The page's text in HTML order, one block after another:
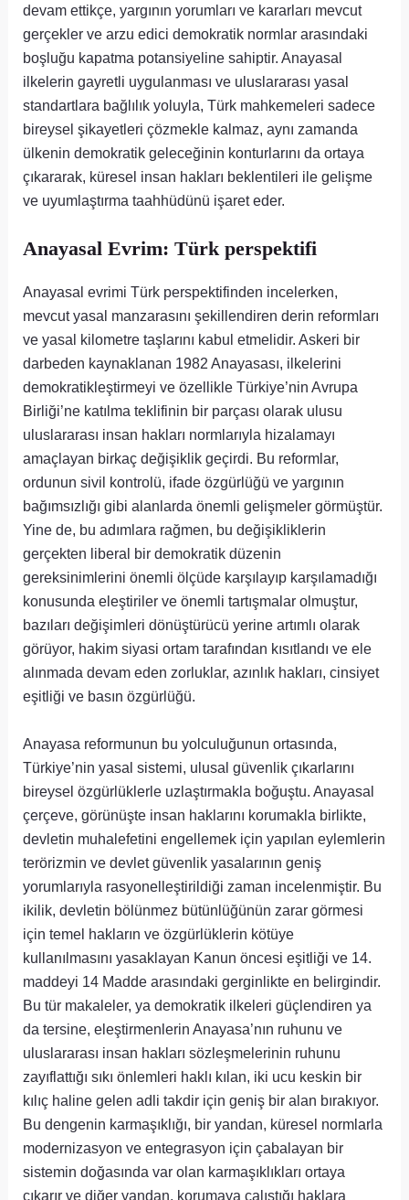
devam ettikçe, yargının yorumları ve kararları mevcut
gerçekler ve arzu edici demokratik normlar arasındaki
boşluğu kapatma potansiyeline sahiptir. Anayasal
ilkelerin gayretli uygulanması ve uluslararası yasal
standartlara bağlılık yoluyla, Türk mahkemeleri sadece
bireysel şikayetleri çözmekle kalmaz, aynı zamanda
ülkenin demokratik geleceğinin konturlarını da ortaya
çıkararak, küresel insan hakları beklentileri ile gelişme
ve uyumlaştırma taahhüdünü işaret eder.
Anayasal Evrim: Türk perspektifi
Anayasal evrimi Türk perspektifinden incelerken,
mevcut yasal manzarasını şekillendiren derin reformları
ve yasal kilometre taşlarını kabul etmelidir. Askeri bir
darbeden kaynaklanan 1982 Anayasası, ilkelerini
demokratikleştirmeyi ve özellikle Türkiye’nin Avrupa
Birliği’ne katılma teklifinin bir parçası olarak ulusu
uluslararası insan hakları normlarıyla hizalamayı
amaçlayan birkaç değişiklik geçirdi. Bu reformlar,
ordunun sivil kontrolü, ifade özgürlüğü ve yargının
bağımsızlığı gibi alanlarda önemli gelişmeler görmüştür.
Yine de, bu adımlara rağmen, bu değişikliklerin
gerçekten liberal bir demokratik düzenin
gereksinimlerini önemli ölçüde karşılayıp karşılamadığı
konusunda eleştiriler ve önemli tartışmalar olmuştur,
bazıları değişimleri dönüştürücü yerine artımlı olarak
görüyor, hakim siyasi ortam tarafından kısıtlandı ve ele
alınmada devam eden zorluklar, azınlık hakları, cinsiyet
eşitliği ve basın özgürlüğü.
Anayasa reformunun bu yolculuğunun ortasında,
Türkiye’nin yasal sistemi, ulusal güvenlik çıkarlarını
bireysel özgürlüklerle uzlaştırmakla boğuştu. Anayasal
çerçeve, görünüşte insan haklarını korumakla birlikte,
devletin muhalefetini engellemek için yapılan eylemlerin
terörizmin ve devlet güvenlik yasalarının geniş
yorumlarıyla rasyonelleştirildiği zaman incelenmiştir. Bu
ikilik, devletin bölünmez bütünlüğünün zarar görmesi
için temel hakların ve özgürlüklerin kötüye
kullanılmasını yasaklayan Kanun öncesi eşitliği ve 14.
maddeyi 14 Madde arasındaki gerginlikte en belirgindir.
Bu tür makaleler, ya demokratik ilkeleri güçlendiren ya
da tersine, eleştirmenlerin Anayasa’nın ruhunu ve
uluslararası insan hakları sözleşmelerinin ruhunu
zayıflattığı sıkı önlemleri haklı kılan, iki ucu keskin bir
kılıç haline gelen adli takdir için geniş bir alan bırakıyor.
Bu dengenin karmaşıklığı, bir yandan, küresel normlarla
modernizasyon ve entegrasyon için çabalayan bir
sistemin doğasında var olan karmaşıklıkları ortaya
çıkarır ve diğer yandan, korumaya çalıştığı haklara